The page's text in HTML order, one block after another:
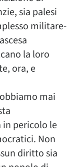
sia palesi
militare-
la loro
ora, e
mai
pericolo le
Non
diritto sia